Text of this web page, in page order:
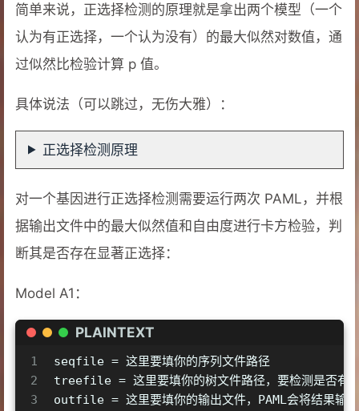
简单来说，正选择检测的原理就是拿出两个模型（一个
认为有正选择，一个认为没有）的最大似然对数值，通
过似然比检验计算 p 值。
具体说法（可以跳过，无伤大雅）：
正选择检测原理
对一个基因进行正选择检测需要运行两次 PAML，并根
据输出文件中的最大似然值和自由度进行卡方检验，判
断其是否存在显著正选择：
Model A1：
PLAINTEXT
1
2
3
seqfile = 这里要填你的序列文件路径
treefile = 这里要填你的树文件路径，要检测是否有正
outfile = 这里要填你的输出文件，PAML会将结果输